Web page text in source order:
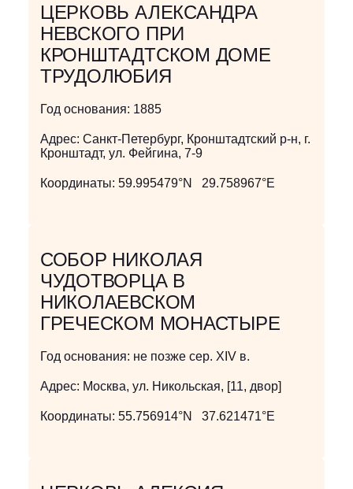
ЦЕРКОВЬ АЛЕКСАНДРА
НЕВСКОГО ПРИ
КРОНШТАДТСКОМ ДОМЕ
ТРУДОЛЮБИЯ
Год основания: 1885
Адрес: Санкт-Петербург, Кронштадтский р-н, г.
Кронштадт, ул. Фейгина, 7-9
Координаты: 59.995479°N 29.758967°E
СОБОР НИКОЛАЯ
ЧУДОТВОРЦА В
НИКОЛАЕВСКОМ
ГРЕЧЕСКОМ МОНАСТЫРЕ
Год основания: не позже сер. XIV в.
Адрес: Москва, ул. Никольская, [11, двор]
Координаты: 55.756914°N 37.621471°E